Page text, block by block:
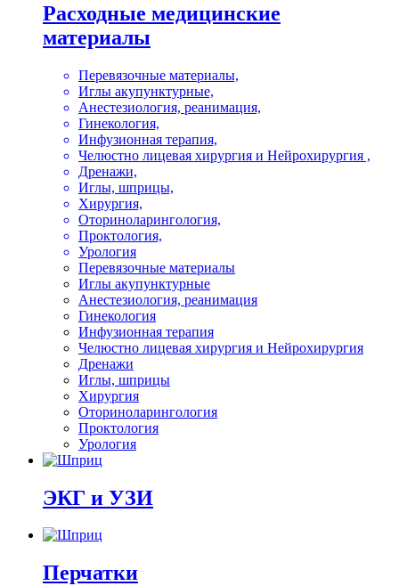
Расходные медицинские
материалы
Перевязочные материалы,
Иглы акупунктурные,
Анестезиология, реанимация,
Гинекология,
Инфузионная терапия,
Челюстно лицевая хирургия и Нейрохирургия ,
Дренажи,
Иглы, шприцы,
Хирургия,
Оториноларингология,
Проктология,
Урология
Перевязочные материалы
Иглы акупунктурные
Анестезиология, реанимация
Гинекология
Инфузионная терапия
Челюстно лицевая хирургия и Нейрохирургия
Дренажи
Иглы, шприцы
Хирургия
Оториноларингология
Проктология
Урология
ЭКГ и УЗИ
Перчатки